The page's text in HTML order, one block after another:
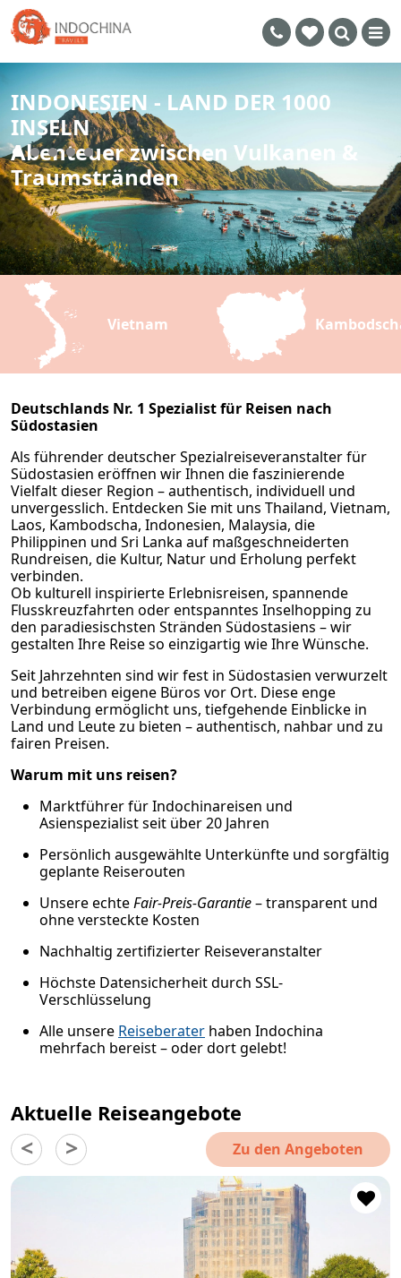
INDONESIEN - LAND DER 1000
INSELN
Abenteuer zwischen Vulkanen &
Traumstränden
Vietnam
Deutschlands Nr. 1 Spezialist für Reisen nach
Südostasien
Als führender deutscher Spezialreiseveranstalter für
Südostasien eröffnen wir Ihnen die faszinierende
Vielfalt dieser Region – authentisch, individuell und
unvergesslich. Entdecken Sie mit uns Thailand, Vietnam,
Laos, Kambodscha, Indonesien, Malaysia, die
Philippinen und Sri Lanka auf maßgeschneiderten
Rundreisen, die Kultur, Natur und Erholung perfekt
verbinden.
Ob kulturell inspirierte Erlebnisreisen, spannende
Flusskreuzfahrten oder entspanntes Inselhopping zu
den paradiesischsten Stränden Südostasiens – wir
gestalten Ihre Reise so einzigartig wie Ihre Wünsche.
Seit Jahrzehnten sind wir fest in Südostasien verwurzelt
und betreiben eigene Büros vor Ort. Diese enge
Verbindung ermöglicht uns, tiefgehende Einblicke in
Land und Leute zu bieten – authentisch, nahbar und zu
fairen Preisen.
Warum mit uns reisen?
Marktführer für Indochinareisen und
Asienspezialist seit über 20 Jahren
Persönlich ausgewählte Unterkünfte und sorgfältig
geplante Reiserouten
Unsere echteFair-Preis-Garantie– transparent und
ohne versteckte Kosten
Nachhaltig zertifizierter Reiseveranstalter
Höchste Datensicherheit durch SSL-
Verschlüsselung
Alle unsere Reiseberater haben Indochina
mehrfach bereist – oder dort gelebt!
Aktuelle Reiseangebote
Zu den Angeboten